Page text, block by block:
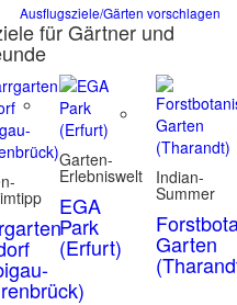
Ausflugsziele/Gärten vorschlagen
für Gärtner und
Garten-
Erlebniswelt
EGA
Park
(Erfurt)
Indian-
Summer
Garten